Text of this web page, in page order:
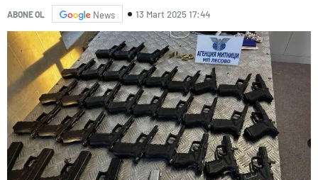
ABONE OL News 13 Mart 2025 17:44